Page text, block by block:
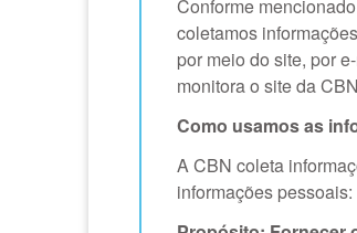
Conforme
coletamos
por meio do site, por
monitora o site da
Como usamos as
A CBN coleta
informações pessoais: